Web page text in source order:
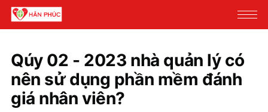
Qúy 02 - 2023 nhà quản lý có
nên sử dụng phần mềm đánh
giá nhân viên?